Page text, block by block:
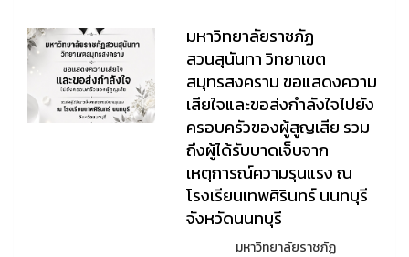
มหาวิทยาลัยราชภัฏ
สวนสุนันทา วิทยาเขต
สมุทรสงคราม ขอแสดงความ
เสียใจและขอส่งกำลังใจไปยัง
ครอบครัวของผู้สูญเสีย รวม
ถึงผู้ได้รับบาดเจ็บจาก
เหตุการณ์ความรุนแรง ณ
โรงเรียนเทพศิรินทร์ นนทบุรี
จังหวัดนนทบุรี
มหาวิทยาลัยราชภัฏ